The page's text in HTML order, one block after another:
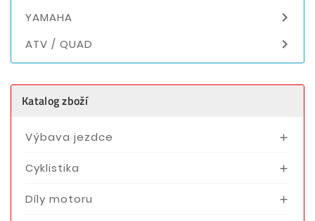
YAMAHA 
ATV / QUAD 
Katalog zboží
Výbava jezdce 
Cyklistika 
Díly motoru 